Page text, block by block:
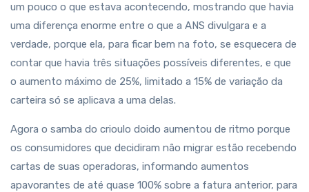
um pouco o que estava acontecendo, mostrando que havia
uma diferença enorme entre o que a ANS divulgara e a
verdade, porque ela, para ficar bem na foto, se esquecera de
contar que havia três situações possíveis diferentes, e que
o aumento máximo de 25%, limitado a 15% de variação da
carteira só se aplicava a uma delas.
Agora o samba do crioulo doido aumentou de ritmo porque
os consumidores que decidiram não migrar estão recebendo
cartas de suas operadoras, informando aumentos
apavorantes de até quase 100% sobre a fatura anterior, para